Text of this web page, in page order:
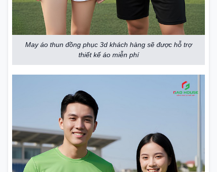
May áo thun đồng phục 3d khách hàng sẽ được hỗ trợ
thiết kế áo miễn phí